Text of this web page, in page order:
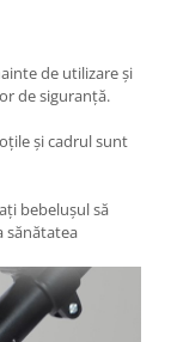
de utilizare și
de siguranță.
și cadrul sunt
bebelușul să
sănătatea